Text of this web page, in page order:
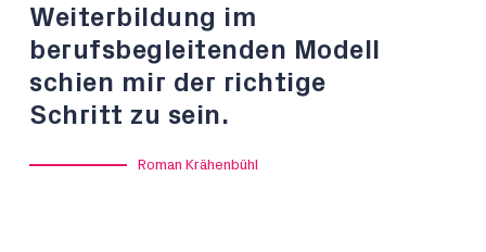
Weiterbildung im
berufsbegleitenden Modell
schien mir der richtige
Schritt zu sein.
Roman Krähenbühl